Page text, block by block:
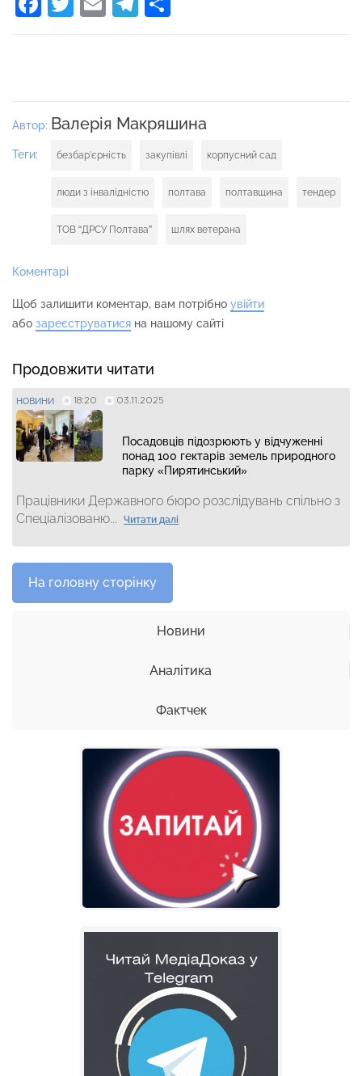
Автор: Валерія Макряшина
Теги: безбар'єрність закупівлі корпусний сад
люди з інвалідністю полтава полтавщина тендер
ТОВ “ДРСУ Полтава” шлях ветерана
Коментарі
Щоб залишити коментар, вам потрібно увійти
або зареєструватися на нашому сайті
Продовжити читати
НОВИНИ 18:20 03.11.2025
Посадовців підозрюють у відчуженні
понад 100 гектарів земель природного
парку «Пирятинський»
Працівники Державного бюро розслідувань спільно з
Спеціалізованю...
Читати далі
На головну сторінку
Новини
Аналітика
Фактчек